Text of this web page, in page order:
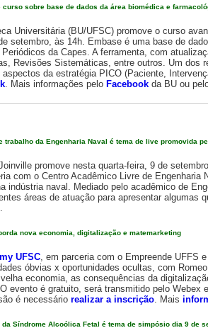
curso sobre base de dados da área biomédica e
Universitária (BU/UFSC) promove o curso
setembro, às 14h. Embase é uma base de
Periódicos da Capes. A ferramenta, com
Revisões Sistemáticas, entre outros. Um dos
aspectos da estratégia PICO (Paciente,
. Mais informações pelo Facebook da BU ou
trabalho da Engenharia Naval é tema de live promovida
promove nesta quarta-feira, 9 de
com o Centro Acadêmico Livre de
indústria naval. Mediado pelo acadêmico de
áreas de atuação para apresentar algumas
.
nova economia, digitalização e matemarketing
UFSC, em parceria com o Empreende UFFS
óbvias x oportunidades ocultas, com
economia, as consequências da
evento é gratuito, será transmitido pelo
é necessário realizar a inscrição. Mais
da Síndrome Alcoólica Fetal é tema de simpósio dia 9 de